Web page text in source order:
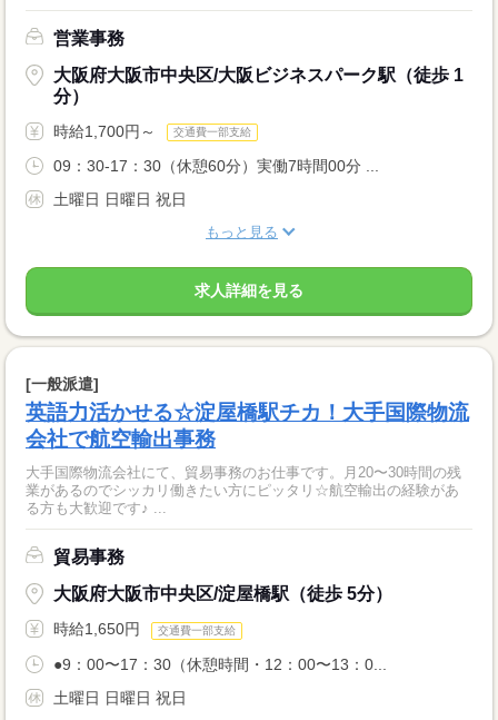
営業事務
大阪府大阪市中央区/大阪ビジネスパーク駅（徒歩 1
分）
時給1,700円～ 交通費一部支給
09：30-17：30（休憩60分）実働7時間00分 ...
土曜日 日曜日 祝日
もっと見る
求人詳細を見る
[一般派遣]
英語力活かせる☆淀屋橋駅チカ！大手国際物流
会社で航空輸出事務
大手国際物流会社にて、貿易事務のお仕事です。月20〜30時間の残
業があるのでシッカリ働きたい方にピッタリ☆航空輸出の経験があ
る方も大歓迎です♪ ...
貿易事務
大阪府大阪市中央区/淀屋橋駅（徒歩 5分）
時給1,650円 交通費一部支給
●9：00〜17：30（休憩時間・12：00〜13：0...
土曜日 日曜日 祝日